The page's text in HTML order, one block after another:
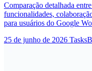
Comparação detalhada
funcionalidades,
para usuários do Google
25 de junho de 2026